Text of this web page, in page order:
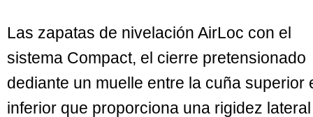
Las zapatas de nivelación AirLoc con el
sistema Compact, el cierre pretensionado
dediante un muelle entre la cuña superior
inferior que proporciona una rigidez